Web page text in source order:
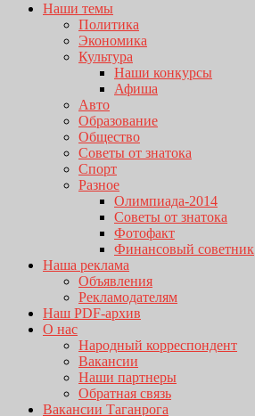
Наши темы
Политика
Экономика
Культура
Наши конкурсы
Афиша
Авто
Образование
Общество
Советы от знатока
Спорт
Разное
Олимпиада-2014
Советы от знатока
Фотофакт
Финансовый советник
Наша реклама
Объявления
Рекламодателям
Наш PDF-архив
О нас
Народный корреспондент
Вакансии
Наши партнеры
Обратная связь
Вакансии Таганрога